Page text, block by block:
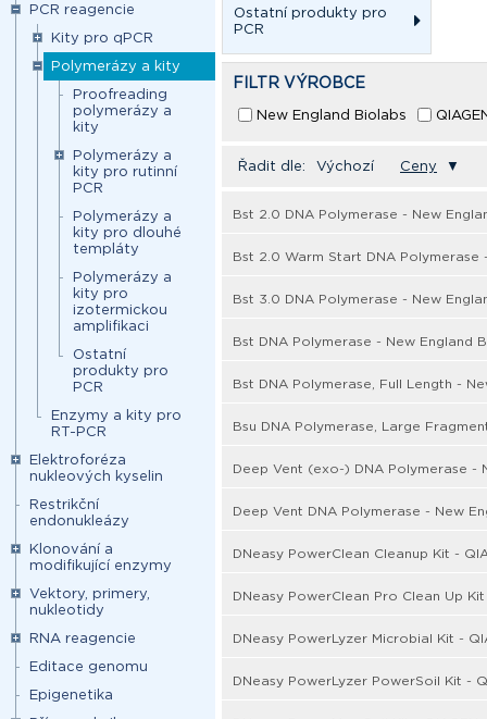
PCR reagencie
Kity pro qPCR
Polymerázy a kity
Proofreading
polymerázy a
kity
Polymerázy a
kity pro rutinní
PCR
Polymerázy a
kity pro dlouhé
templáty
Polymerázy a
kity pro
izotermickou
amplifikaci
Ostatní
produkty pro
PCR
Enzymy a kity pro
RT-PCR
Elektroforéza
nukleových kyselin
Restrikční
endonukleázy
Klonování a
modifikující enzymy
Vektory, primery,
nukleotidy
RNA reagencie
Editace genomu
Epigenetika
Ostatní produkty pro
PCR
FILTR VÝROBCE
New England Biolabs
Řadit dle: Výchozí Ceny ▼
Bst 2.0 DNA Polymerase - New
Bst 2.0 Warm Start DNA Polymerase
Bst 3.0 DNA Polymerase - New
Bst DNA Polymerase - New England
Bst DNA Polymerase, Full Length -
Bsu DNA Polymerase, Large
Deep Vent (exo-) DNA Polymerase -
Deep Vent DNA Polymerase - New
DNeasy PowerClean Cleanup Kit -
DNeasy PowerClean Pro Clean Up
DNeasy PowerLyzer Microbial Kit -
DNeasy PowerLyzer PowerSoil Kit -